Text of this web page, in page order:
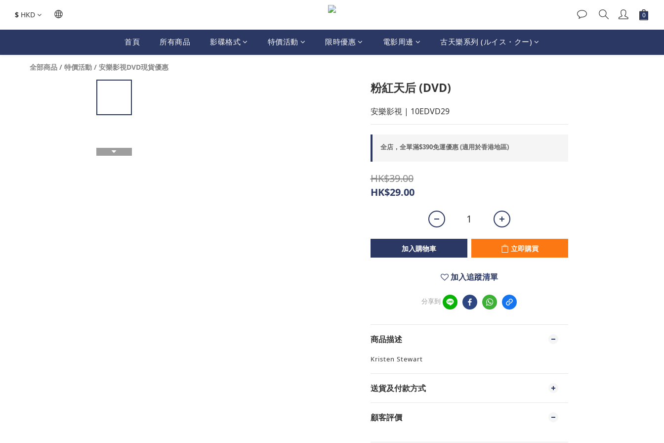
$ HKD
首頁 所有商品 影碟格式 特價活動 限時優惠 電影周邊 古天樂系列 (ルイス・クー)
全部商品 / 特價活動 / 安樂影視DVD現貨優惠
粉紅天后 (DVD)
安樂影視 | 10EDVD29
全店，全單滿$390免運優惠 (適用於香港地區)
HK$39.00
HK$29.00
加入購物車 立即購買
加入追蹤清單
分享到
商品描述
Kristen Stewart
送貨及付款方式
顧客評價